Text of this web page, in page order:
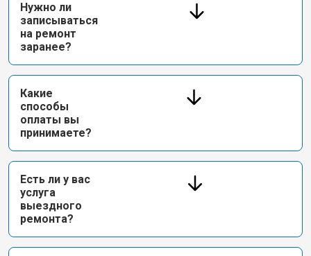
Нужно ли
записываться
на ремонт
заранее?
Какие
способы
оплаты вы
принимаете?
Есть ли у вас
услуга
выездного
ремонта?